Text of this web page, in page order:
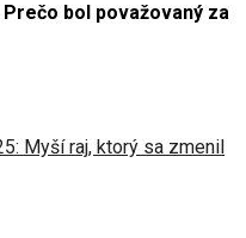
bol považovaný za
Myší raj, ktorý sa zmenil